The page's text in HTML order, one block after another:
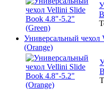
Универсальный
(Orange)